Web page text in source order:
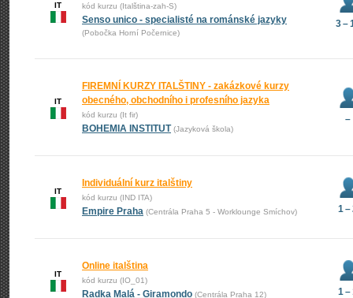
IT kód kurzu (Italština-zah-S)
Senso unico - specialisté na románské jazyky
(Pobočka Horní Počernice)
3 –
IT
FIREMNÍ KURZY ITALŠTINY - zakázkové kurzy
obecného, obchodního i profesního jazyka
kód kurzu (It fir)
BOHEMIA INSTITUT (Jazyková škola)
–
IT
Individuální kurz italštiny
kód kurzu (IND ITA)
Empire Praha (Centrála Praha 5 - Worklounge Smíchov) 1 –
IT
Online italština
kód kurzu (IO_01)
Radka Malá - Giramondo (Centrála Praha 12) 1 –